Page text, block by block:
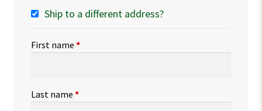
Ship to a different address?
First name *
Last name *